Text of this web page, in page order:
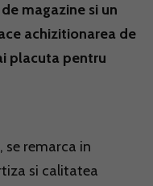
magazine si un
achizitionarea de
placuta pentru
se remarca in
si calitatea